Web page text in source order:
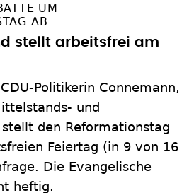
UM
AB
stellt arbeitsfrei am
Politikerin Connemann,
und
den Reformationstag
Feiertag (in 9 von 16
Die Evangelische
heftig.